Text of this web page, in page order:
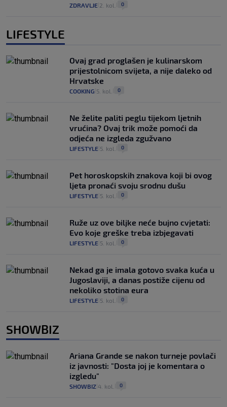
ZDRAVLJE 2. kol. 0
LIFESTYLE
Ovaj grad proglašen je kulinarskom
prijestolnicom svijeta, a nije daleko od
Hrvatske
COOKING 5. kol. 0
Ne želite paliti peglu tijekom ljetnih
vrućina? Ovaj trik može pomoći da
odjeća ne izgleda zgužvano
LIFESTYLE 5. kol. 0
Pet horoskopskih znakova koji bi ovog
ljeta pronaći svoju srodnu dušu
LIFESTYLE 5. kol. 0
Ruže uz ove biljke neće bujno cvjetati:
Evo koje greške treba izbjegavati
LIFESTYLE 5. kol. 0
Nekad ga je imala gotovo svaka kuća u
Jugoslaviji, a danas postiže cijenu od
nekoliko stotina eura
LIFESTYLE 5. kol. 0
SHOWBIZ
Ariana Grande se nakon turneje povlači
iz javnosti: "Dosta joj je komentara o
izgledu"
SHOWBIZ 4. kol. 0